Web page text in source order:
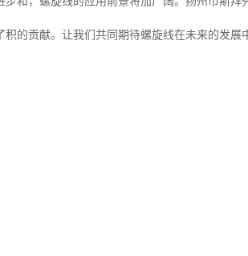
的贡献。让我们共同期待螺旋线在未来的发展